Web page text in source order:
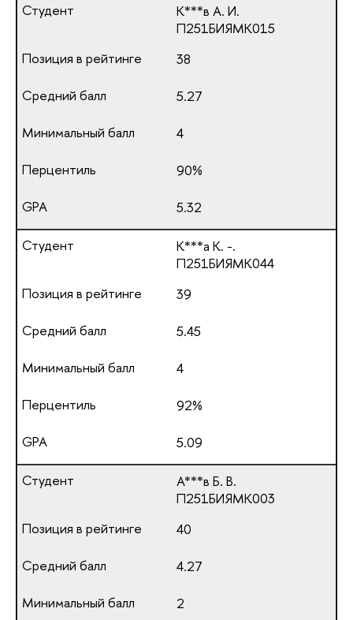
К***в А. И.
П251БИЯМК015
38
5.27
4
90%
5.32
К***а К. -.
П251БИЯМК044
39
5.45
4
92%
5.09
А***в Б. В.
П251БИЯМК003
40
4.27
2